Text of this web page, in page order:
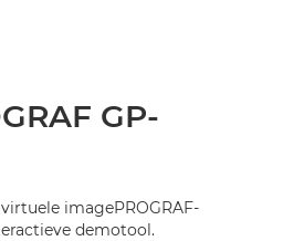
GP-
imagePROGRAF-
demotool.